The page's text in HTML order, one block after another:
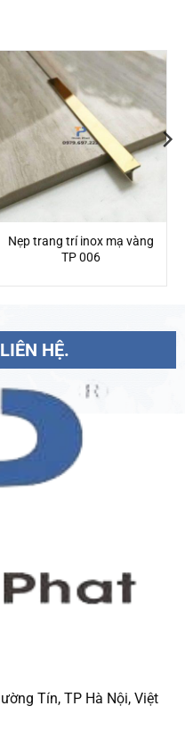
Nẹp trang trí inox mạ vàng
TP 006
HỆ.
Tín, TP Hà Nội, Việt